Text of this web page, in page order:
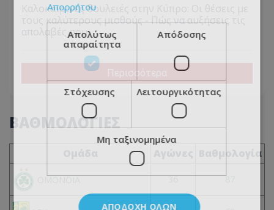
Καλοκαιρινές δουλειές στην Κύπρο: Οι θέσεις με
τους καλύτερους μισθούς - Πώς να αυξήσεις τις
απολαβές σου
ΒΑΘΜΟΛΟΓΙΕΣ
Βαθμολογία
ΟΜΟΝΟΙΑ 36 87
Απορρήτου
Απολύτως
απαραίτητα
Απόδοσης
Στόχευσης Λειτουργικότητας
Μη ταξινομημένα
ΑΠΟΔΟΧΉ ΌΛΩΝ